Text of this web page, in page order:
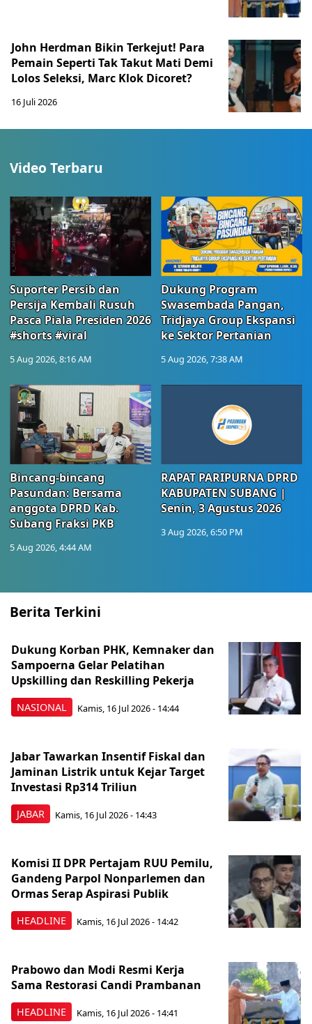
John Herdman Bikin Terkejut! Para
Pemain Seperti Tak Takut Mati Demi
Lolos Seleksi, Marc Klok Dicoret?
16 Juli 2026
Video Terbaru
Suporter Persib dan
Persija Kembali Rusuh
Pasca Piala Presiden 2026
#shorts #viral
5 Aug 2026, 8:16 AM
Dukung Program
Swasembada Pangan,
Tridjaya Group Ekspansi
ke Sektor Pertanian
5 Aug 2026, 7:38 AM
Bincang-bincang
Pasundan: Bersama
anggota DPRD Kab.
Subang Fraksi PKB
5 Aug 2026, 4:44 AM
RAPAT PARIPURNA DPRD
KABUPATEN SUBANG |
Senin, 3 Agustus 2026
3 Aug 2026, 6:50 PM
Berita Terkini
NASIONAL
Dukung Korban PHK, Kemnaker dan
Sampoerna Gelar Pelatihan
Upskilling dan Reskilling Pekerja
Kamis, 16 Jul 2026 - 14:44
JABAR
Jabar Tawarkan Insentif Fiskal dan
Jaminan Listrik untuk Kejar Target
Investasi Rp314 Triliun
Kamis, 16 Jul 2026 - 14:43
HEADLINE
Komisi II DPR Pertajam RUU Pemilu,
Gandeng Parpol Nonparlemen dan
Ormas Serap Aspirasi Publik
Kamis, 16 Jul 2026 - 14:42
HEADLINE
Prabowo dan Modi Resmi Kerja
Sama Restorasi Candi Prambanan
Kamis, 16 Jul 2026 - 14:41